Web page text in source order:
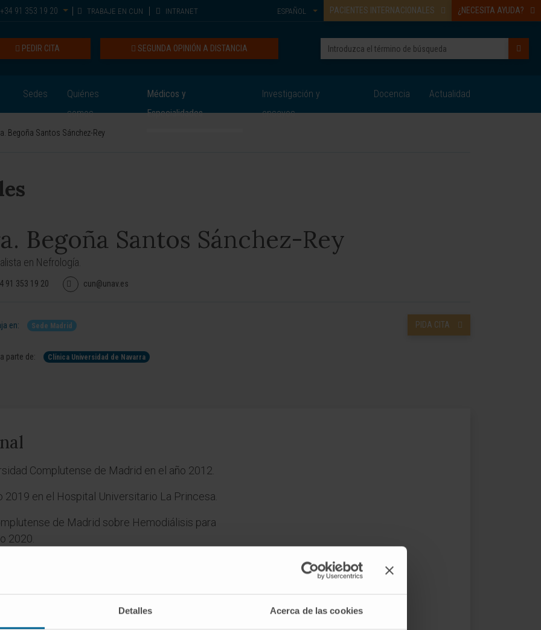
Detalles Acerca de las cookies
+34 91 353 19 20 TRABAJE EN CUN INTRANET PACIENTES INTERNACIONALES ¿NECESITA AYUDA?
ESPAÑOL
SEGUNDA OPINIÓN A DISTANCIA
PEDIR CITA
Sedes
Quiénes
somos
Médicos y
Especialidades
Investigación y
ensayos
Docencia Actualidad
Begoña Santos Sánchez-Rey
Begoña Santos Sánchez-Rey
en Nefrología.
91 353 19 20 cun@unav.es
en: Sede Madrid PIDA CITA
parte de: Clínica Universidad de Navarra
Complutense de Madrid en el año 2012.
en el Hospital Universitario La Princesa.
de Madrid sobre Hemodiálisis para
2020.